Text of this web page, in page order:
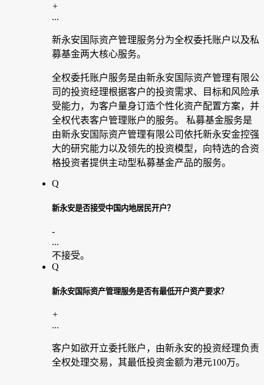
+
...
新永安国际资产管理服务分为全权委托账户以及私
募基金两大核心服务。
全权委托账户服务是由新永安国际资产管理有限公
司的投资经理根据客户的投资需求、目标和风险承
受能力，为客户量身订造个性化资产配置方案，并
全权代表客户管理账户的服务。 私募基金服务是
由新永安国际资产管理有限公司依托新永安金控强
大的研究能力以及领先的投资模型，向特选的合资
格投资者提供主动型私募基金产品的服务。
Q
新永安是否接受中国内地居民开户？
-
...
不接受。
Q
新永安国际资产管理服务是否有最低开户资产要求？
+
...
客户如欲开立委托账户，由新永安的投资经理负责
全权处理交易，其最低投资金额为港元100万。